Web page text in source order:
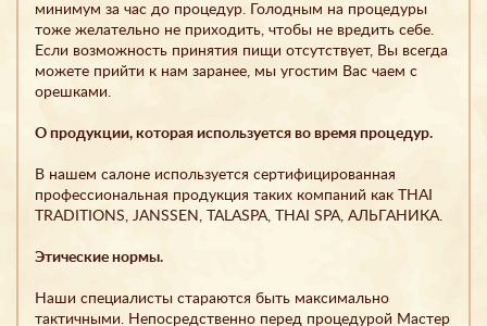
минимум за час до процедур. Голодным на процедуры
тоже желательно не приходить, чтобы не вредить себе.
Если возможность принятия пищи отсутствует, Вы всегда
можете прийти к нам заранее, мы угостим Вас чаем с
орешками.
О продукции, которая используется во время процедур.
В нашем салоне используется сертифицированная
профессиональная продукция таких компаний как THAI
TRADITIONS, JANSSEN, TALASPA, THAI SPA, АЛЬГАНИКА.
Этические нормы.
Наши специалисты стараются быть максимально
тактичными. Непосредственно перед процедурой Мастер